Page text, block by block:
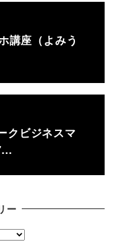
講座（よみう
クビジネスマ
ー